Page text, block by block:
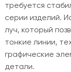
требуется
серии изделий.
луч, который
тонкие линии,
графические
детали.